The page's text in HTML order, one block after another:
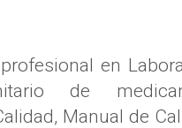
en
de
Manual de